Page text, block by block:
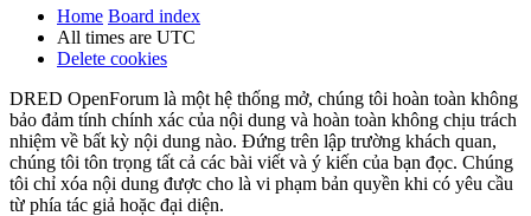
Home Board index
All times are UTC
Delete cookies
DRED OpenForum là một hệ thống mở, chúng tôi hoàn toàn không
bảo đảm tính chính xác của nội dung và hoàn toàn không chịu trách
nhiệm về bất kỳ nội dung nào. Đứng trên lập trường khách quan,
chúng tôi tôn trọng tất cả các bài viết và ý kiến của bạn đọc. Chúng
tôi chỉ xóa nội dung được cho là vi phạm bản quyền khi có yêu cầu
từ phía tác giả hoặc đại diện.